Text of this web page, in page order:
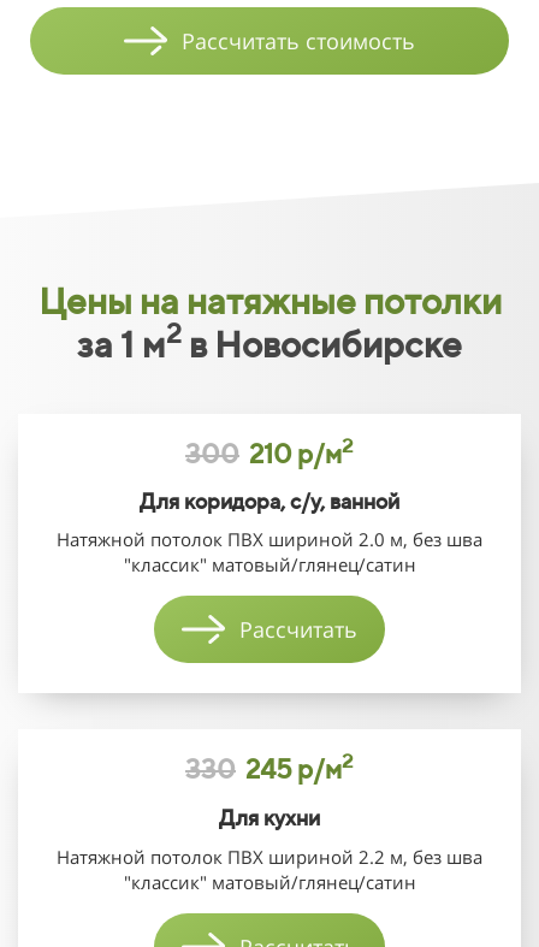
Рассчитать стоимость
Цены на натяжные потолки
за 1 м2 в Новосибирске
300 210 р/м2
Для коридора, с/у, ванной
Натяжной потолок ПВХ шириной 2.0 м, без шва
"классик" матовый/глянец/сатин
Рассчитать
330 245 р/м2
Для кухни
Натяжной потолок ПВХ шириной 2.2 м, без шва
"классик" матовый/глянец/сатин